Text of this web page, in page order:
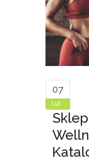
07
Lut